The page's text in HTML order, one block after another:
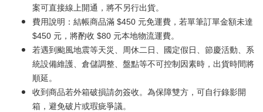
案可直接線上開通，將不另行出貨。
費用說明：結帳商品滿 $450 元免運費，若單筆訂單金額未達
$450 元，將酌收 $80 元本地物流運費。
若遇到颱風地震等天災、周休二日、國定假日、節慶活動、系
統設備維護、倉儲調整、盤點等不可控制因素時，出貨時間將
順延。
收到商品若外箱破損請勿簽收。為保障雙方，可自行錄影開
箱，避免破片或瑕疵爭議。